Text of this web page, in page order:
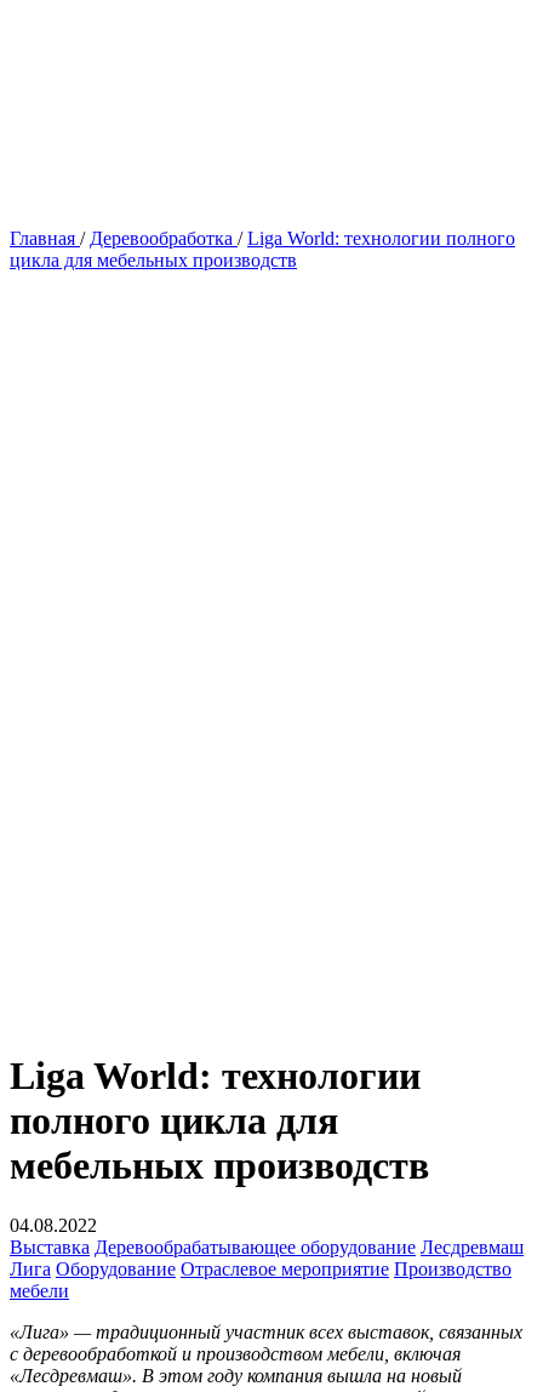
Главная / Деревообработка / Liga World: технологии полного
цикла для мебельных производств
Liga World: технологии
полного цикла для
мебельных производств
04.08.2022
Выставка Деревообрабатывающее оборудование Лесдревмаш
Лига Оборудование Отраслевое мероприятие Производство
мебели
«Лига» — традиционный участник всех выставок, связанных
с деревообработкой и производством мебели, включая
«Лесдревмаш». В этом году компания вышла на новый